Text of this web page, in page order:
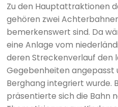
Zu den Hauptattraktionen
gehören zwei
bemerkenswert sind. Da
eine Anlage vom
deren Streckenverlauf den
Gegebenheiten angepasst
Berghang integriert wurde.
präsentierte sich die Bahn